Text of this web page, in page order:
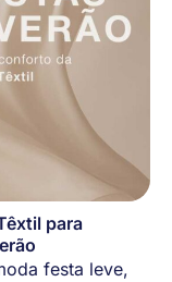
para
festa leve,